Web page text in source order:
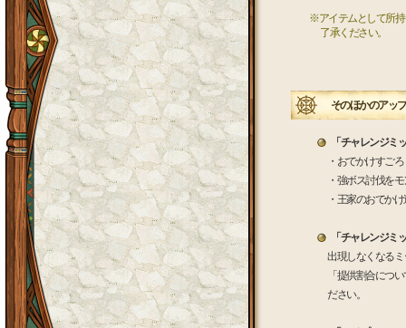
※アイテムとして所持
了承ください。
そのほかのアッ
「チャレンジミ
・おでかけすご
・強ボス討伐を
・王家のおでか
「チャレンジ
出現しなくなる
「提供割合につ
ださい。